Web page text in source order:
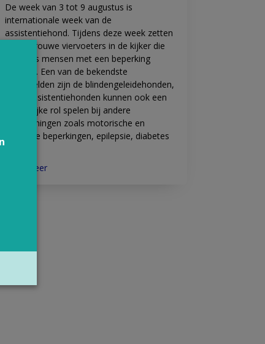
De week van 3 tot 9 augustus is
internationale week van de
assistentiehond. Tijdens deze week zetten
we de trouwe viervoeters in de kijker die
dagelijks mensen met een beperking
bijstaan. Een van de bekendste
voorbeelden zijn de blindengeleidehonden,
maar assistentiehonden kunnen ook een
belangrijke rol spelen bij andere
aandoeningen zoals motorische en
auditieve beperkingen, epilepsie, diabetes
Lees meer